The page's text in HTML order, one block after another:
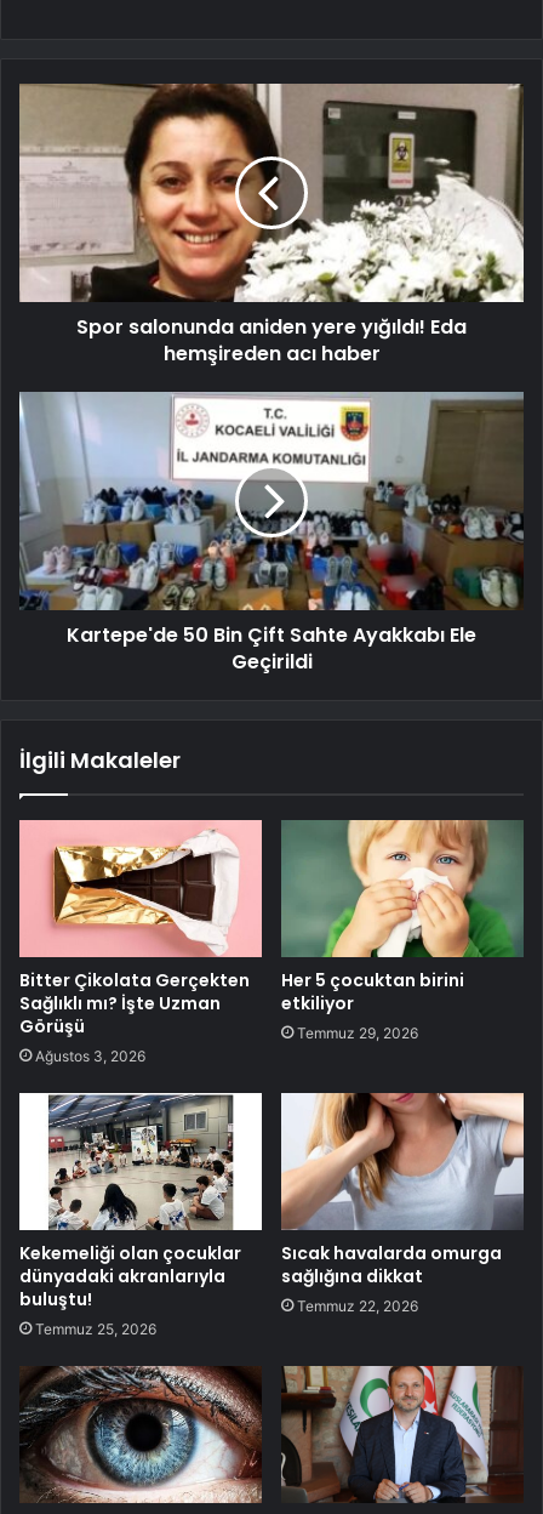
Spor salonunda aniden yere yığıldı! Eda
hemşireden acı haber
Kartepe'de 50 Bin Çift Sahte Ayakkabı Ele
Geçirildi
İlgili Makaleler
Bitter Çikolata Gerçekten
Sağlıklı mı? İşte Uzman
Görüşü
Ağustos 3, 2026
Her 5 çocuktan birini
etkiliyor
Temmuz 29, 2026
Kekemeliği olan çocuklar
dünyadaki akranlarıyla
buluştu!
Temmuz 25, 2026
Sıcak havalarda omurga
sağlığına dikkat
Temmuz 22, 2026